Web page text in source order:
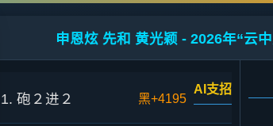
申恩炫 先和 黄光颖 - 2026年“云
1. 砲２进２ 黑+4195
AI支招